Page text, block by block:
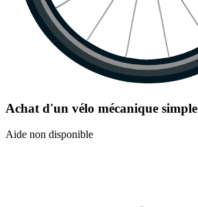
Achat d'un vélo mécanique simple
Aide non disponible